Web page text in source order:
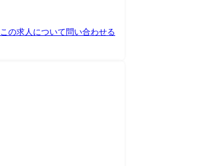
この求人について問い合わせる